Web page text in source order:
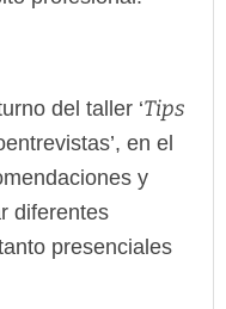
del taller ‘Tips
en el
y
diferentes
presenciales